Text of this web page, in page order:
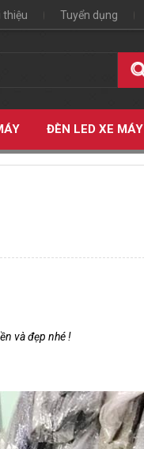
thiệu Tuyển dụng
ĐÈN LED XE MÁY
và đẹp nhé !